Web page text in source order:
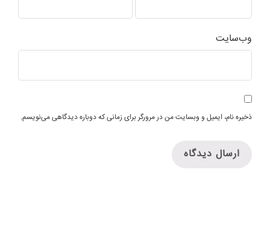
وب‌سایت
ذخیره نام، ایمیل و وبسایت من در مرورگر برای زمانی که دوباره دیدگاهی می‌نویسم.